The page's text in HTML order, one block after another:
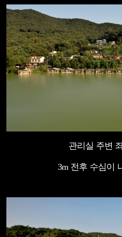
관리실 주변
3m 전후 수심이